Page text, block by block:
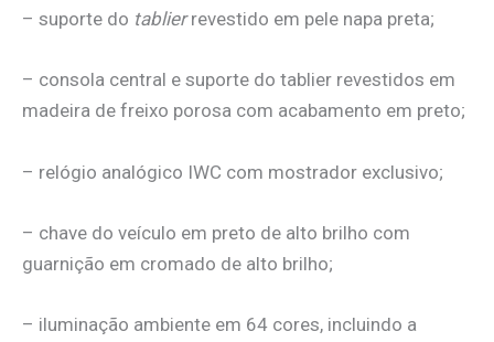
– suporte do tablierrevestido em pele napa preta;
– consola central e suporte do tablier revestidos em
madeira de freixo porosa com acabamento em preto;
– relógio analógico IWC com mostrador exclusivo;
– chave do veículo em preto de alto brilho com
guarnição em cromado de alto brilho;
– iluminação ambiente em 64 cores, incluindo a